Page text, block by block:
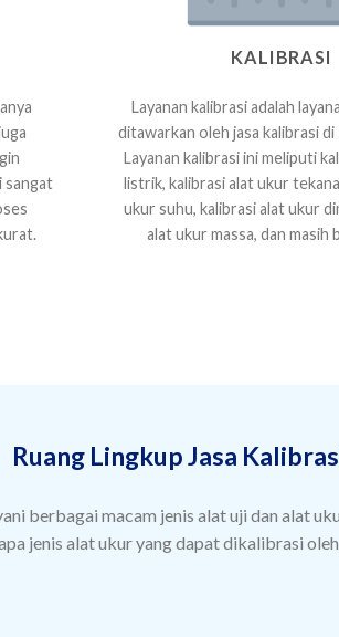
sangat
KALIBRASI
Layanan kalibrasi adalah
ditawarkan oleh jasa kalibrasi
Layanan kalibrasi ini meliputi
listrik, kalibrasi alat ukur
ukur suhu, kalibrasi alat ukur
alat ukur massa, dan masih
Ruang Lingkup Jasa
berbagai macam jenis alat uji dan alat
jenis alat ukur yang dapat dikalibrasi